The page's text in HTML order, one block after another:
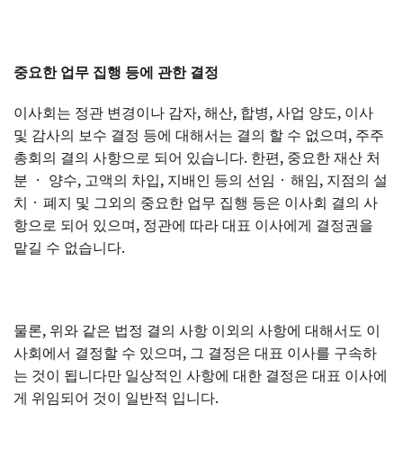
중요한 업무 집행 등에 관한 결정
이사회는 정관 변경이나 감자, 해산, 합병, 사업 양도, 이사
및 감사의 보수 결정 등에 대해서는 결의 할 수 없으며, 주주
총회의 결의 사항으로 되어 있습니다. 한편, 중요한 재산 처
분 ㆍ 양수, 고액의 차입, 지배인 등의 선임 · 해임, 지점의 설
치 · 폐지 및 그외의 중요한 업무 집행 등은 이사회 결의 사
항으로 되어 있으며, 정관에 따라 대표 이사에게 결정권을
맡길 수 없습니다.
물론, 위와 같은 법정 결의 사항 이외의 사항에 대해서도 이
사회에서 결정할 수 있으며, 그 결정은 대표 이사를 구속하
는 것이 됩니다만 일상적인 사항에 대한 결정은 대표 이사에
게 위임되어 것이 일반적 입니다.